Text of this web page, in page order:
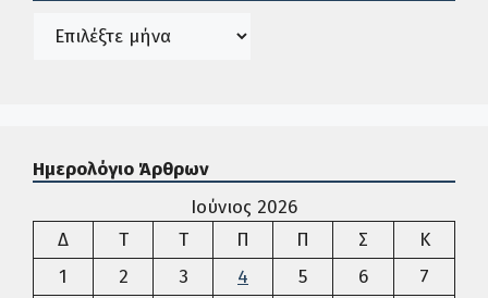
Ιστορικό
Ημερολόγιο Άρθρων
Ιούνιος 2026
ΔΔευτέρα
ΤΤρίτη ΤΤετάρτη
Π Πέμπτη
Π Παρασκευή
Σ Σάββατο
Κ
1
2 3 4 5 6
7